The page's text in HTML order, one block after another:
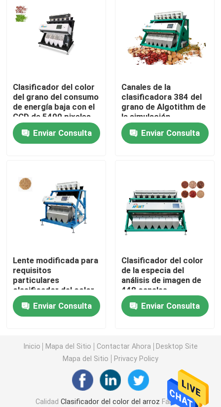
Control de calidad
Éntrenos en contacto con
Noticias
Pida una cita
clasificador del color del grano
Clasificador del color del trigo
clasificador del color del cacahuete
Los granos de café colorean el clasificador
clasificador del color del sésamo
Clasificador Nuts del color
Clasificador del color
del grano del consumo
de energía baja con el
CCD de 5400 pixeles
Enviar Consulta
Canales de la
clasificadora 384 del
grano de Algotithm de
la simulación
Enviar Consulta
Lente modificada para
requisitos
particulares
clasificador del color
del grano del sistema
de la imagen del CCD
de 5400 pixeles
Enviar Consulta
Clasificador del color
de la especia del
análisis de imagen de
448 canales
Enviar Consulta
Inicio Mapa del Sitio Contactar Ahora
Desktop Site
Mapa del Sitio
Privacy Policy
CalidadClasificador del color del arroz Fábrica